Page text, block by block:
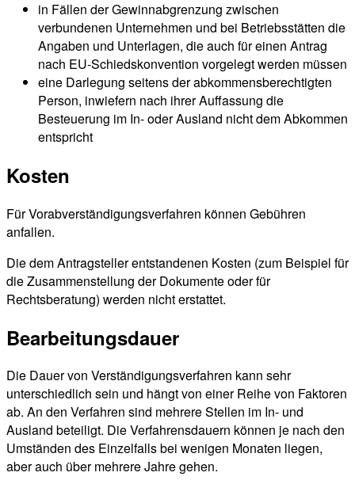
in Fällen der Gewinnabgrenzung zwischen
verbundenen Unternehmen und bei Betriebsstätten die
Angaben und Unterlagen, die auch für einen Antrag
nach EU-Schiedskonvention vorgelegt werden müssen
eine Darlegung seitens der abkommensberechtigten
Person, inwiefern nach ihrer Auffassung die
Besteuerung im In- oder Ausland nicht dem Abkommen
entspricht
Kosten
Für Vorabverständigungsverfahren können Gebühren
anfallen.
Die dem Antragsteller entstandenen Kosten (zum Beispiel für
die Zusammenstellung der Dokumente oder für
Rechtsberatung) werden nicht erstattet.
Bearbeitungsdauer
Die Dauer von Verständigungsverfahren kann sehr
unterschiedlich sein und hängt von einer Reihe von Faktoren
ab. An den Verfahren sind mehrere Stellen im In- und
Ausland beteiligt. Die Verfahrensdauern können je nach den
Umständen des Einzelfalls bei wenigen Monaten liegen,
aber auch über mehrere Jahre gehen.